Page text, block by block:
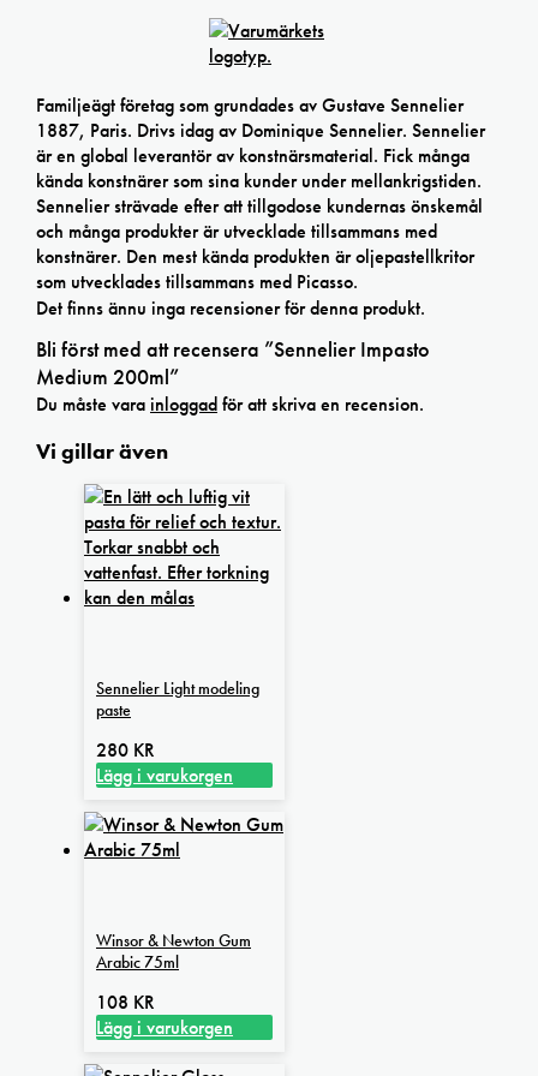
Familjeägt företag som grundades av Gustave Sennelier
1887, Paris. Drivs idag av Dominique Sennelier. Sennelier
är en global leverantör av konstnärsmaterial. Fick många
kända konstnärer som sina kunder under mellankrigstiden.
Sennelier strävade efter att tillgodose kundernas önskemål
och många produkter är utvecklade tillsammans med
konstnärer. Den mest kända produkten är oljepastellkritor
som utvecklades tillsammans med Picasso.
Det finns ännu inga recensioner för denna produkt.
Bli först med att recensera ”Sennelier Impasto
Medium 200ml”
Du måste varainloggadför att skriva en recension.
Vi gillar även
Sennelier Light modeling
paste
280 KR
Lägg i varukorgen
Winsor & Newton Gum
Arabic 75ml
108 KR
Lägg i varukorgen